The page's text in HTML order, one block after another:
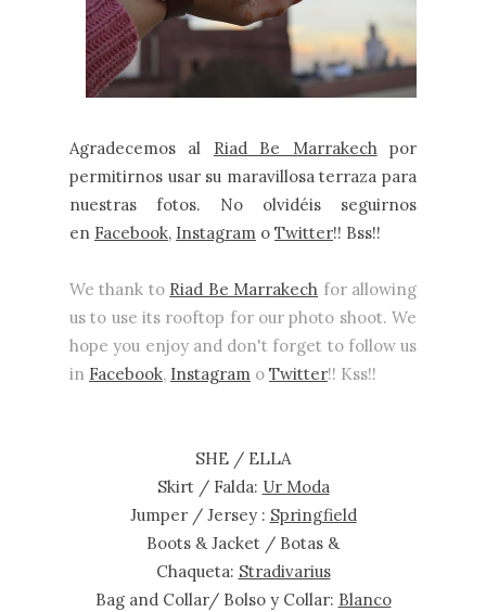
Agradecemos al Riad Be Marrakechpor
permitirnos usar su maravillosa terraza para
nuestras fotos. No olvidéis seguirnos
en Facebook, Instagram o Twitter!! Bss!!
We thank to Riad Be Marrakech for allowing
us to use its rooftop for our photo shoot. We
hope you enjoy and don't forget to follow us
in Facebook, Instagram o Twitter!! Kss!!
SHE / ELLA
Skirt / Falda: Ur Moda
Jumper / Jersey : Springfield
Boots & Jacket / Botas &
Chaqueta: Stradivarius
Bag and Collar/ Bolso y Collar: Blanco